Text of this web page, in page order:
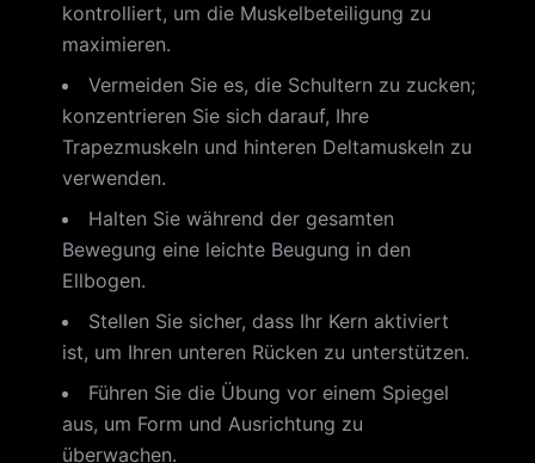
kontrolliert, um die Muskelbeteiligung zu
maximieren.
Vermeiden Sie es, die Schultern zu zucken;
konzentrieren Sie sich darauf, Ihre
Trapezmuskeln und hinteren Deltamuskeln zu
verwenden.
Halten Sie während der gesamten
Bewegung eine leichte Beugung in den
Ellbogen.
Stellen Sie sicher, dass Ihr Kern aktiviert
ist, um Ihren unteren Rücken zu unterstützen.
Führen Sie die Übung vor einem Spiegel
aus, um Form und Ausrichtung zu
überwachen.